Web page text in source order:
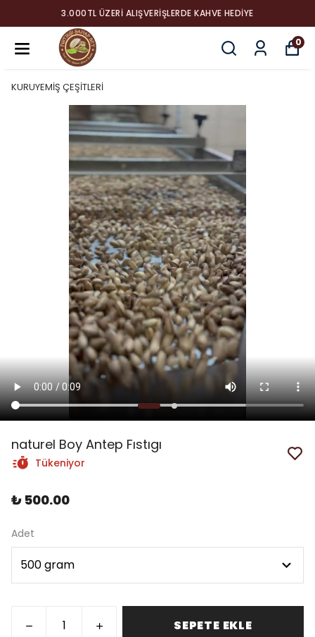
3.000TL ÜZERI ALIŞVERIŞLERDE KAHVE HEDIYE
0
KURUYEMİŞ ÇEŞİTLERİ
naturel Boy Antep Fıstıgı
Tükeniyor
₺ 500.00
Adet
SEPETE EKLE